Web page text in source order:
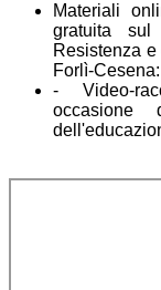
Materiali
gratuitasul
Resistenza
Forlì-Cesena:
- Video-
occasione